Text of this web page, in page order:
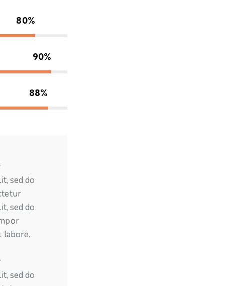
80%
90%
88%
sed do
sed do
labore.
sed do